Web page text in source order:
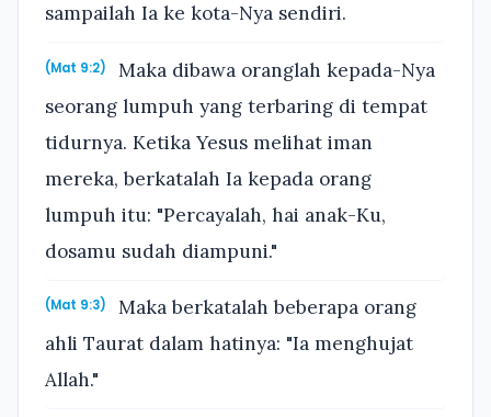
sampailah Ia ke kota-Nya sendiri.
(Mat 9:2)
Maka dibawa oranglah kepada-Nya
seorang lumpuh yang terbaring di tempat
tidurnya. Ketika Yesus melihat iman
mereka, berkatalah Ia kepada orang
lumpuh itu: "Percayalah, hai anak-Ku,
dosamu sudah diampuni."
(Mat 9:3)
Maka berkatalah beberapa orang
ahli Taurat dalam hatinya: "Ia menghujat
Allah."